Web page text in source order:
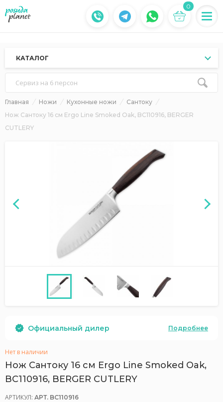
0
КАТАЛОГ
Сервиз на 6 персон
Главная Ножи Кухонные ножи
Сантоку
Нож Сантоку 16 см Ergo Line Smoked Oak, BC110916, BERGER
CUTLERY
Официальный дилер Подробнее
Нет в наличии
Нож Сантоку 16 см Ergo Line Smoked Oak,
BC110916, BERGER CUTLERY
АРТИКУЛ: АРТ. BC110916